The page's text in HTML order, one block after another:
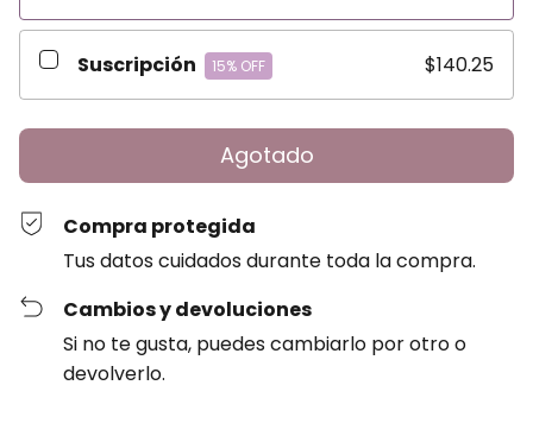
Suscripción 15% OFF $140.25
Compra protegida
Tus datos cuidados durante toda la compra.
Cambios y devoluciones
Si no te gusta, puedes cambiarlo por otro o
devolverlo.